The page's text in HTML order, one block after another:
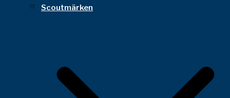
Scoutmärken